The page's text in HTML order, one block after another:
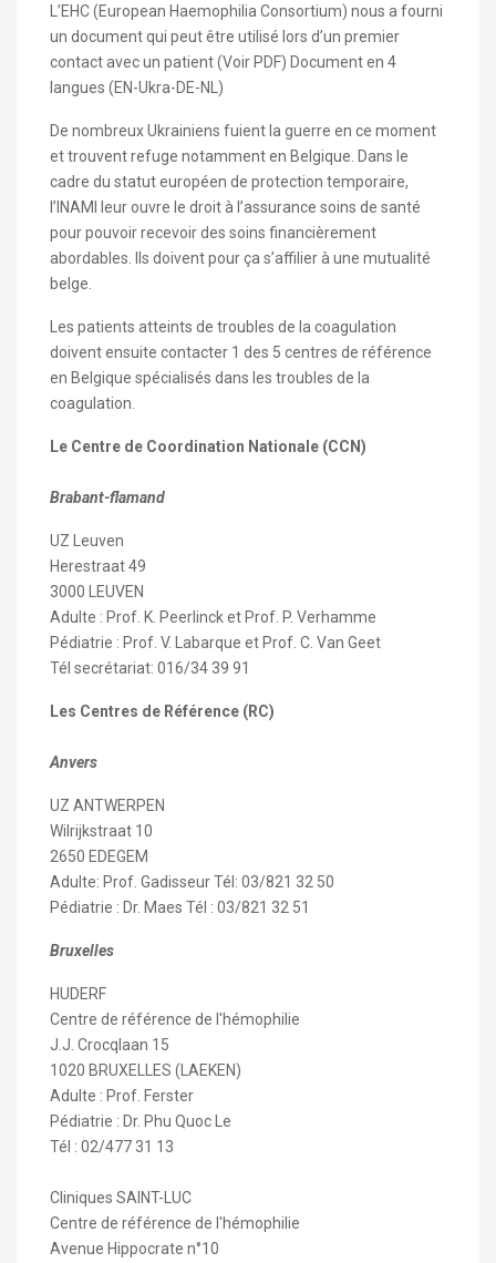
L’EHC (European Haemophilia Consortium) nous a fourni
un document qui peut être utilisé lors d’un premier
contact avec un patient (Voir PDF) Document en 4
langues (EN-Ukra-DE-NL)
De nombreux Ukrainiens fuient la guerre en ce moment
et trouvent refuge notamment en Belgique. Dans le
cadre du statut européen de protection temporaire,
l’INAMI leur ouvre le droit à l’assurance soins de santé
pour pouvoir recevoir des soins financièrement
abordables. Ils doivent pour ça s’affilier à une mutualité
belge.
Les patients atteints de troubles de la coagulation
doivent ensuite contacter 1 des 5 centres de référence
en Belgique spécialisés dans les troubles de la
coagulation.
Le Centre de Coordination Nationale (CCN)
Brabant-flamand
UZ Leuven
Herestraat 49
3000 LEUVEN
Adulte : Prof. K. Peerlinck et Prof. P. Verhamme
Pédiatrie : Prof. V. Labarque et Prof. C. Van Geet
Tél secrétariat: 016/34 39 91
Les Centres de Référence (RC)
Anvers
UZ ANTWERPEN
Wilrijkstraat 10
2650 EDEGEM
Adulte: Prof. Gadisseur Tél: 03/821 32 50
Pédiatrie : Dr. Maes Tél : 03/821 32 51
Bruxelles
HUDERF
Centre de référence de l'hémophilie
J.J. Crocqlaan 15
1020 BRUXELLES (LAEKEN)
Adulte : Prof. Ferster
Pédiatrie : Dr. Phu Quoc Le
Tél : 02/477 31 13
Cliniques SAINT-LUC
Centre de référence de l'hémophilie
Avenue Hippocrate n°10